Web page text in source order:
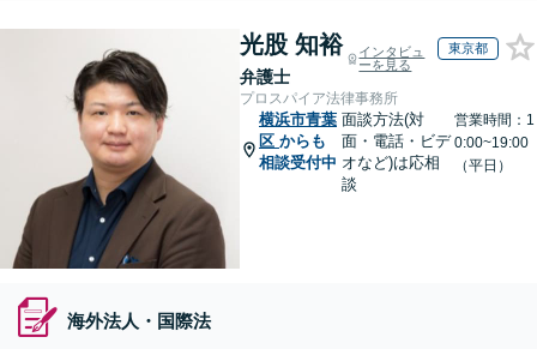
光股 知裕
弁護士
インタビュ
ーを見る
東京都
プロスパイア法律事務所
横浜市青葉
区 からも
相談受付中
面談方法(対
面・電話・ビデ
オなど)は応相
談
営業時間：1
0:00~19:00
（平日）
海外法人・国際法